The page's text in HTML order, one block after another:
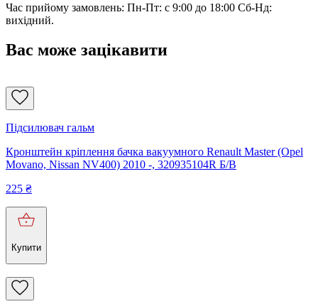
Час прийому замовлень: Пн-Пт: с 9:00 до 18:00 Сб-Нд:
вихідний.
Вас може зацікавити
Підсилювач гальм
Кронштейн кріплення бачка вакуумного Renault Master (Opel
Movano, Nissan NV400) 2010 -, 320935104R Б/В
225 ₴
Купити